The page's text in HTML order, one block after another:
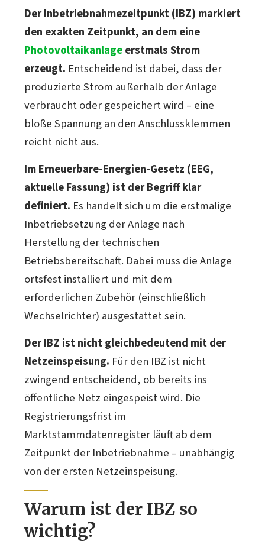
Der Inbetriebnahmezeitpunkt (IBZ) markiert
den exakten Zeitpunkt, an dem eine
Photovoltaikanlageerstmals Strom
erzeugt. Entscheidend ist dabei, dass der
produzierte Strom außerhalb der Anlage
verbraucht oder gespeichert wird – eine
bloße Spannung an den Anschlussklemmen
reicht nicht aus.
Im Erneuerbare-Energien-Gesetz (EEG,
aktuelle Fassung) ist der Begriff klar
definiert. Es handelt sich um die erstmalige
Inbetriebsetzung der Anlage nach
Herstellung der technischen
Betriebsbereitschaft. Dabei muss die Anlage
ortsfest installiert und mit dem
erforderlichen Zubehör (einschließlich
Wechselrichter) ausgestattet sein.
Der IBZ ist nicht gleichbedeutend mit der
Netzeinspeisung. Für den IBZ ist nicht
zwingend entscheidend, ob bereits ins
öffentliche Netz eingespeist wird. Die
Registrierungsfrist im
Marktstammdatenregister läuft ab dem
Zeitpunkt der Inbetriebnahme – unabhängig
von der ersten Netzeinspeisung.
Warum ist der IBZ so
wichtig?